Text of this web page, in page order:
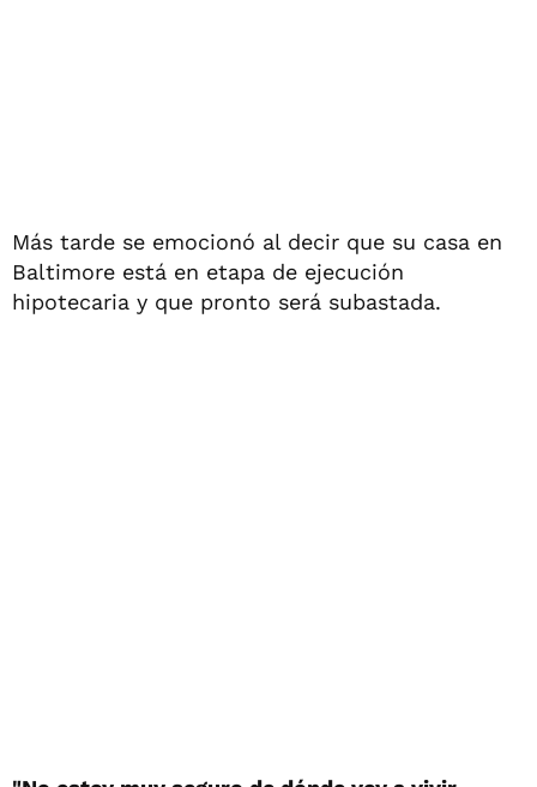
Más tarde se emocionó al decir que su casa en
Baltimore está en etapa de ejecución
hipotecaria y que pronto será subastada.